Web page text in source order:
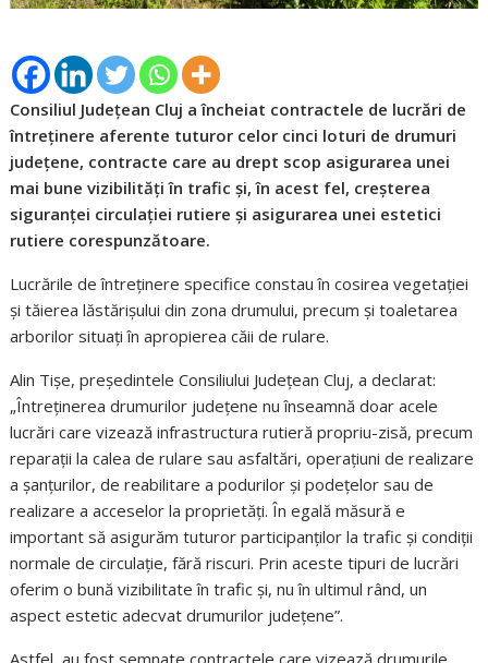
Consiliul Județean Cluj a încheiat contractele de lucrări de
întreținere aferente tuturor celor cinci loturi de drumuri
județene, contracte care au drept scop asigurarea unei
mai bune vizibilități în trafic și, în acest fel, creșterea
siguranței circulației rutiere și asigurarea unei estetici
rutiere corespunzătoare.
Lucrările de întreținere specifice constau în cosirea vegetației
și tăierea lăstărișului din zona drumului, precum și toaletarea
arborilor situați în apropierea căii de rulare.
Alin Tișe, președintele Consiliului Județean Cluj, a declarat:
„Întreținerea drumurilor județene nu înseamnă doar acele
lucrări care vizează infrastructura rutieră propriu-zisă, precum
reparații la calea de rulare sau asfaltări, operațiuni de realizare
a șanțurilor, de reabilitare a podurilor și podețelor sau de
realizare a acceselor la proprietăți. În egală măsură e
important să asigurăm tuturor participanților la trafic și condiții
normale de circulație, fără riscuri. Prin aceste tipuri de lucrări
oferim o bună vizibilitate în trafic și, nu în ultimul rând, un
aspect estetic adecvat drumurilor județene”.